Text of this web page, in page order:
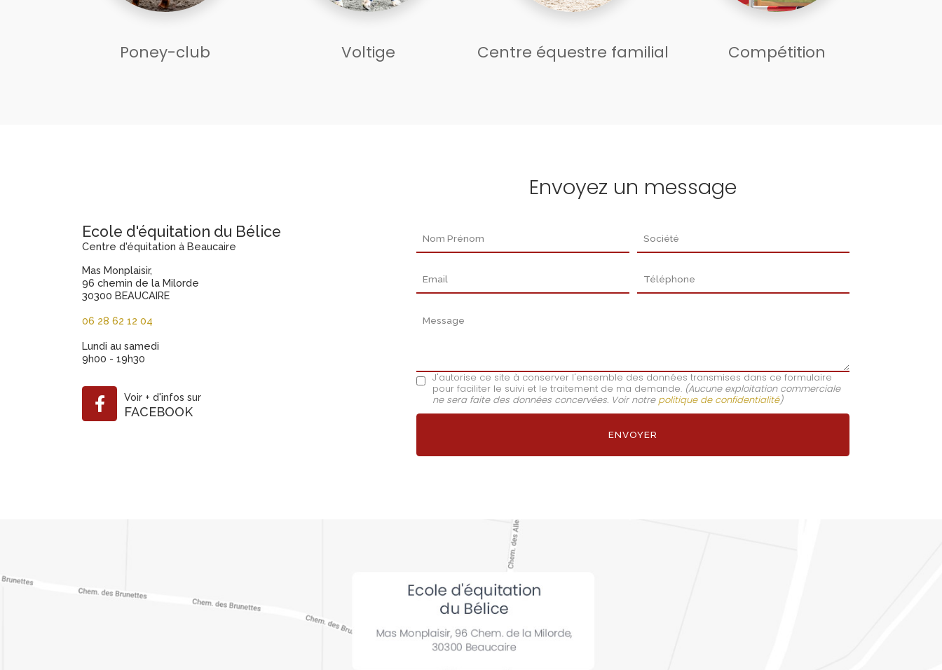
Poney-club Voltige Centre équestre familial Compétition
Ecole d'équitation du Bélice
Centre d'équitation à Beaucaire
Mas Monplaisir,
96 chemin de la Milorde
30300 BEAUCAIRE
06 28 62 12 04
Lundi au samedi
9h00 - 19h30
Voir + d'infos sur
FACEBOOK
Envoyez un message
Nom Prénom Société
Email Téléphone
Message
J'autorise ce site à conserver l'ensemble des données transmises dans ce formulaire
pour faciliter le suivi et le traitement de ma demande. (Aucune exploitation commerciale
ne sera faite des données concervées. Voir notre politique de confidentialité)